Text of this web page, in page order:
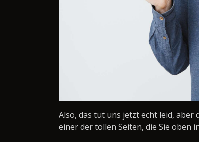
Also, das tut uns jetzt echt leid, aber
einer der tollen Seiten, die Sie oben